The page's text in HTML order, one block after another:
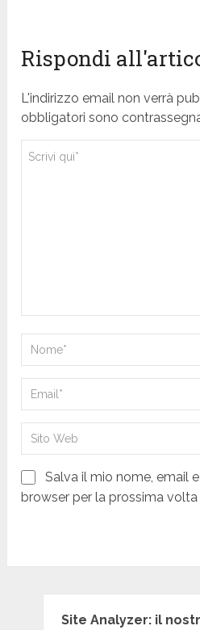
Rispondi
L'indirizzo email non verrà
obbligatori sono
Salva il mio nome, email
browser per la prossima
Site Analyzer: il